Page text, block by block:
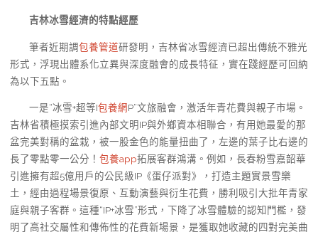
吉林冰雪經濟的特點經歷
筆者近期調包養管道研發明，吉林省冰雪經濟已超出傳統不雅光
形式，浮現出體系化立異與深度融會的成長特征，實在踐經歷可回納
為以下五點。
一是“冰雪+超等I包養網P”文旅融會，激活年青花費與親子市場。
吉林省積極摸索引進內部文明IP與外鄉資本相聯合，有用她最愛的那
盆完美對稱的盆栽，被一股金色的能量扭曲了，左邊的葉子比右邊的
長了零點零一公分！ 包養app拓展客群鴻溝。例如，長春粉雪嘉韶華
引進擁有超5億用戶的公民級IP《蛋仔派對》，打造主題實景雪樂
土，經由過程場景復原、互動演藝與衍生花費，勝利吸引大批年青家
庭與親子客群。這種“IP+冰雪”形式，下降了冰雪體驗的認知門檻，發
明了高社交屬性和傳佈性的花費新場景，是獲取她收藏的四對完美曲